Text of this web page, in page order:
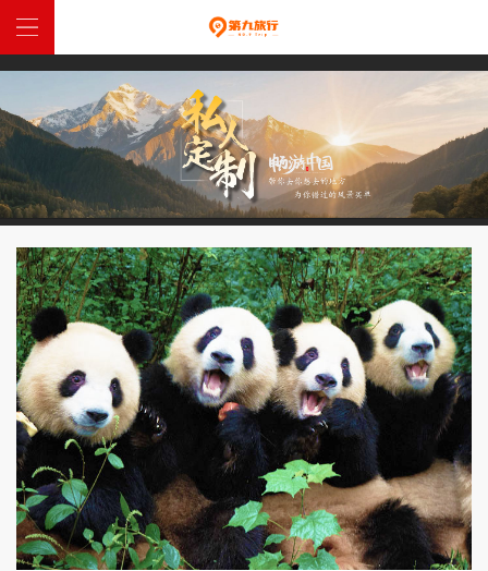
網站首頁
中國定制
全球定制
特惠跟團
西藏入藏函
關於我們
聯係我們